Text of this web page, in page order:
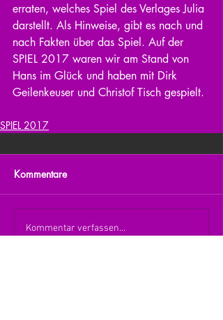
erraten, welches Spiel des Verlages Julia
darstellt. Als Hinweise, gibt es nach und
nach Fakten über das Spiel. Auf der
SPIEL 2017 waren wir am Stand von
Hans im Glück und haben mit Dirk
Geilenkeuser und Christof Tisch gespielt.
SPIEL 2017
Kommentare
Kommentar verfassen...